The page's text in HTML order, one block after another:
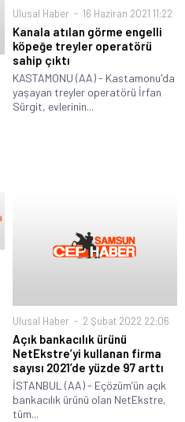
Ulusal Haber 16 Haziran 2021 11:22
Kanala atılan görme engelli
köpeğe treyler operatörü
sahip çıktı
KASTAMONU (AA) - Kastamonu'da
yaşayan treyler operatörü İrfan
Sürgit, evlerinin...
Ulusal Haber 2 Şubat 2022 22:06
Açık bankacılık ürünü
NetEkstre’yi kullanan firma
sayısı 2021’de yüzde 97 arttı
İSTANBUL (AA) - Eçözüm’ün açık
bankacılık ürünü olan NetEkstre,
tüm...